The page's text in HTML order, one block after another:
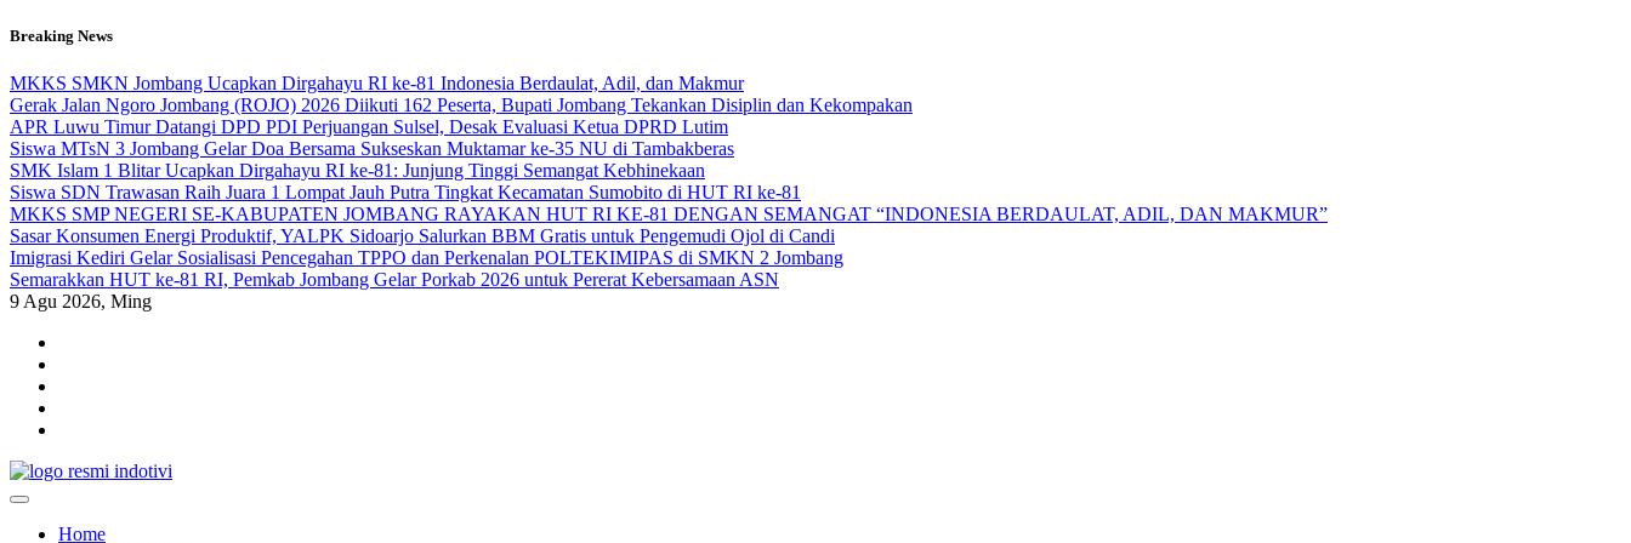
Skip
content
Breaking News
MKKS SMKN Jombang Ucapkan Dirgahayu RI ke-81 Indonesia Berdaulat, Adil, dan Makmur
Gerak Jalan Ngoro Jombang (ROJO) 2026 Diikuti 162 Peserta, Bupati Jombang Tekankan Disiplin dan Kekompakan
APR Luwu Timur Datangi DPD PDI Perjuangan Sulsel, Desak Evaluasi Ketua DPRD Lutim
Siswa MTsN 3 Jombang Gelar Doa Bersama Sukseskan Muktamar ke-35 NU di Tambakberas
SMK Islam 1 Blitar Ucapkan Dirgahayu RI ke-81: Junjung Tinggi Semangat Kebhinekaan
Siswa SDN Trawasan Raih Juara 1 Lompat Jauh Putra Tingkat Kecamatan Sumobito di HUT RI ke-81
MKKS SMP NEGERI SE-KABUPATEN JOMBANG RAYAKAN HUT RI KE-81 DENGAN SEMANGAT “INDONESIA BERDAULAT, ADIL, DAN MAKMUR”
Sasar Konsumen Energi Produktif, YALPK Sidoarjo Salurkan BBM Gratis untuk Pengemudi Ojol di Candi
Imigrasi Kediri Gelar Sosialisasi Pencegahan TPPO dan Perkenalan POLTEKIMIPAS di SMKN 2 Jombang
Semarakkan HUT ke-81 RI, Pemkab Jombang Gelar Porkab 2026 untuk Pererat Kebersamaan ASN
9 Agu 2026, Ming
Home